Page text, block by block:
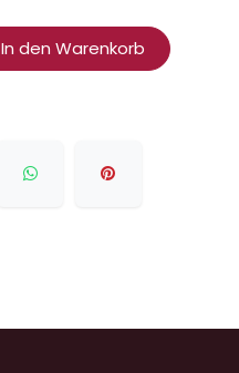
In den Warenkorb